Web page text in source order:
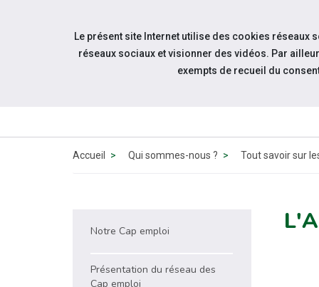
Aller au contenu
Accueil Qui sommes-nous ? Tout savoir sur
Notre Cap emploi
Présentation du réseau des
Cap emploi
Le présent site Internet utilise des cookies réseaux
réseaux sociaux et visionner des vidéos. Par
exempts de recueil du